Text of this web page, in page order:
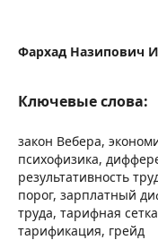
Фархад Назипович
Ключевые слова:
закон Вебера,
психофизика,
результативность
порог, зарплатный
труда, тарифная
тарификация, грейд